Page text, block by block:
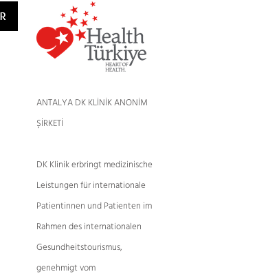
ANTALYA DK KLİNİK ANONİM
ŞİRKETİ
DK Klinik erbringt medizinische
Leistungen für internationale
Patientinnen und Patienten im
Rahmen des internationalen
Gesundheitstourismus,
genehmigt vom